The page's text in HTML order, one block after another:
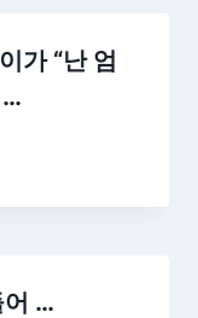
가 “난 엄
…
어 …